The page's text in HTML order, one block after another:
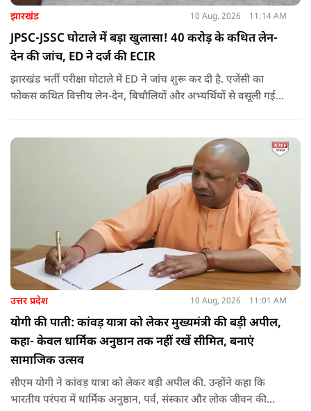
झारखंड 10 Aug, 2026 11:14 AM
JPSC-JSSC घोटाले में बड़ा खुलासा! 40 करोड़ के कथित लेन-
देन की जांच, ED ने दर्ज की ECIR
झारखंड भर्ती परीक्षा घोटाले में ED ने जांच शुरू कर दी है. एजेंसी का
फोकस कथित वित्तीय लेन-देन, बिचौलियों और अभ्यर्थियों से वसूली गई
उत्तर प्रदेश 10 Aug, 2026 11:01 AM
योगी की पाती: कांवड़ यात्रा को लेकर मुख्यमंत्री की बड़ी अपील,
कहा- केवल धार्मिक अनुष्ठान तक नहीं रखें सीमित, बनाएं
सामाजिक उत्सव
सीएम योगी ने कांवड़ यात्रा को लेकर बड़ी अपील की. उन्होंने कहा कि
भारतीय परंपरा में धार्मिक अनुष्ठान, पर्व, संस्कार और लोक जीवन की